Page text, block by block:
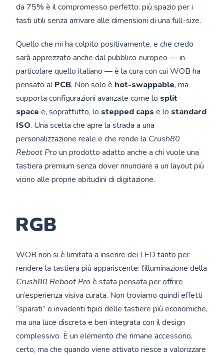
da 75% è il compromesso perfetto: più spazio per i
tasti utili senza arrivare alle dimensioni di una full-size.
Quello che mi ha colpito positivamente, e che credo
sarà apprezzato anche dal pubblico europeo — in
particolare quello italiano — è la cura con cui WOB ha
pensato alPCB. Non solo è hot-swappable, ma
supporta configurazioni avanzate come lo split
space e, soprattutto, lo stepped caps e lo standard
ISO. Una scelta che apre la strada a una
personalizzazione reale e che rende la Crush80
Reboot Proun prodotto adatto anche a chi vuole una
tastiera premium senza dover rinunciare a un layout più
vicino alle proprie abitudini di digitazione.
RGB
WOB non si è limitata a inserire dei LED tanto per
rendere la tastiera più appariscente: l’illuminazione della
Crush80 Reboot Proè stata pensata per offrire
un’esperienza visiva curata. Non troviamo quindi effetti
“sparati” o invadenti tipici delle tastiere più economiche,
ma una luce discreta e ben integrata con il design
complessivo. È un elemento che rimane accessorio,
certo, ma che quando viene attivato riesce a valorizzare